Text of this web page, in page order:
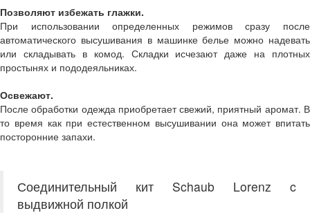
Позволяют избежать глажки.
При использовании определенных режимов сразу после
автоматического высушивания в машинке белье можно надевать
или складывать в комод. Складки исчезают даже на плотных
простынях и пододеяльниках.
Освежают.
После обработки одежда приобретает свежий, приятный аромат. В
то время как при естественном высушивании она может впитать
посторонние запахи.
Соединительный кит Schaub Lorenz c
выдвижной полкой